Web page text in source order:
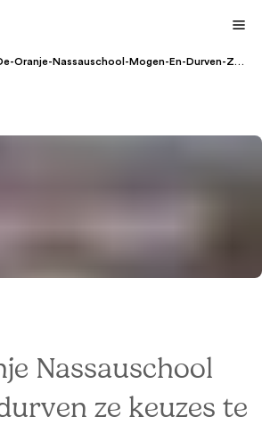
Oranje-Nassauschool-Mogen-En-Durven-Ze-
Nassauschool
ze keuzes te